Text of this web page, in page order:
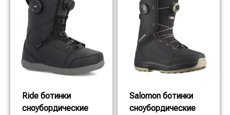
Ride ботинки
сноубордические
Salomon ботинки
сноубордические